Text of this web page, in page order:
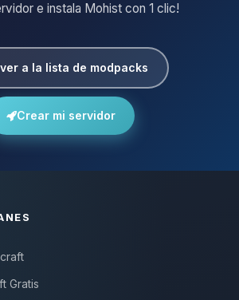
e instala Mohist con 1 clic!
a la lista de modpacks
Crear mi servidor
Gratis